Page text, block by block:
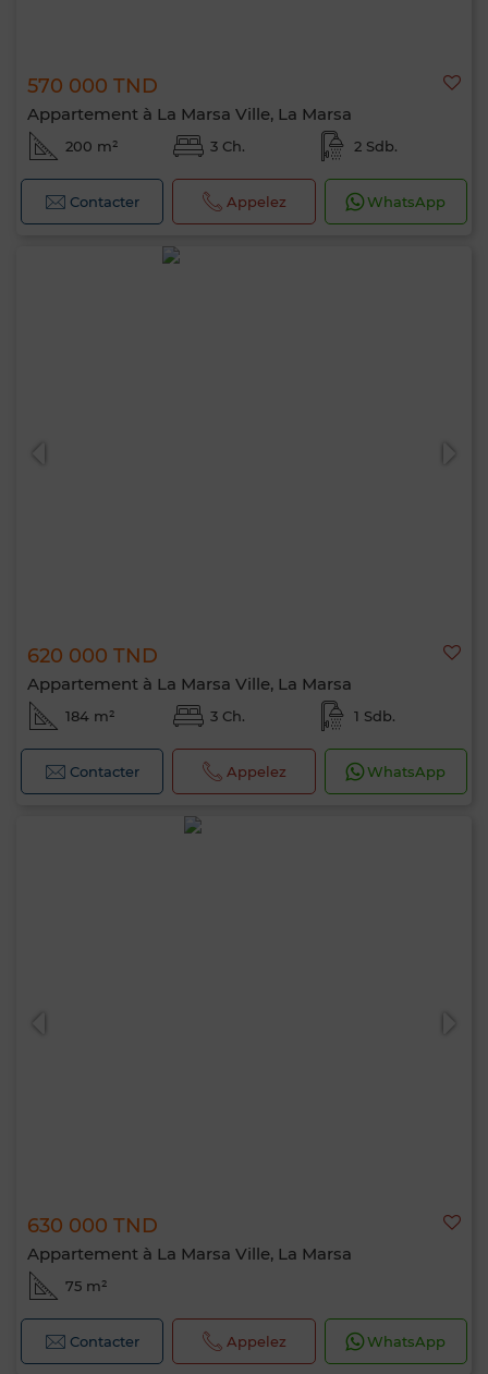
570 000 TND
Appartement à La Marsa Ville, La Marsa
200 m² 3 Ch. 2 Sdb.
Contacter Appelez WhatsApp
620 000 TND
Appartement à La Marsa Ville, La Marsa
184 m² 3 Ch. 1 Sdb.
Contacter Appelez WhatsApp
630 000 TND
Appartement à La Marsa Ville, La Marsa
75 m²
Contacter Appelez WhatsApp